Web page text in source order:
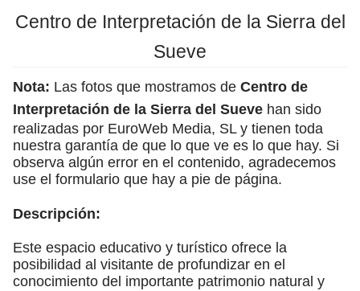
Centro de Interpretación de la Sierra del
Sueve
Nota: Las fotos que mostramos de Centro de
Interpretación de la Sierra del Sueve han sido
realizadas por EuroWeb Media, SL y tienen toda
nuestra garantía de que lo que ve es lo que hay. Si
observa algún error en el contenido, agradecemos
use el formulario que hay a pie de página.
Descripción:
Este espacio educativo y turístico ofrece la
posibilidad al visitante de profundizar en el
conocimiento del importante patrimonio natural y